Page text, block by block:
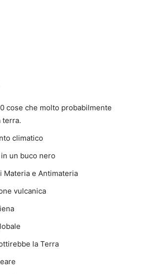
cose che molto probabilmente
terra.
climatico
un buco nero
Materia e Antimateria
vulcanica
la Terra